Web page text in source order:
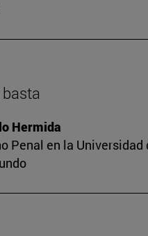
Hermida
Penal en la Universidad